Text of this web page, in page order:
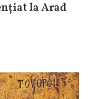
la Arad